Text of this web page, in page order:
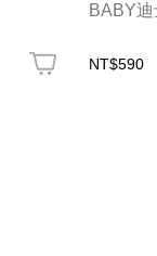
BABY
NT$590